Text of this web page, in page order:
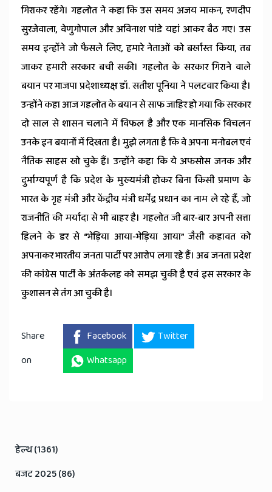
गिराकर रहेंगे। गहलोत ने कहा कि उस समय अजय माकन, रणदीप
सुरजेवाला, वेणुगोपाल और अविनाश पांडे यहां आकर बैठ गए। उस
समय इन्होंने जो फैसले लिए, हमारे नेताओं को बर्खास्त किया, तब
जाकर हमारी सरकार बची सकी। गहलोत के सरकार गिराने वाले
बयान पर भाजपा प्रदेशाध्यक्ष डॉ. सतीश पूनिया ने पलटवार किया है।
उन्होंने कहा आज गहलोत के बयान से साफ जाहिर हो गया कि सरकार
दो साल से शासन चलाने में विफल है और एक मानसिक विचलन
उनके इन बयानों में दिखता है। मुझे लगता है कि वे अपना मनोबल एवं
नैतिक साहस खो चुके हैं। उन्होंने कहा कि ये अफसोस जनक और
दुर्भाग्यपूर्ण है कि प्रदेश के मुख्यमंत्री होकर बिना किसी प्रमाण के
भारत के गृह मंत्री और केंद्रीय मंत्री धर्मेंद्र प्रधान का नाम ले रहे हैं, जो
राजनीति की मर्यादा से भी बाहर है। गहलोत जी बार-बार अपनी सत्ता
हिलने के डर से “भेड़िया आया-भेड़िया आया” जैसी कहावत को
अपनाकर भारतीय जनता पार्टी पर आरोप लगा रहे हैं। अब जनता प्रदेश
की कांग्रेस पार्टी के अंतर्कलह को समझ चुकी है एवं इस सरकार के
कुशासन से तंग आ चुकी है।
Share
on
Facebook
Twitter
Whatsapp
हेल्थ (1361)
बजट 2025 (86)